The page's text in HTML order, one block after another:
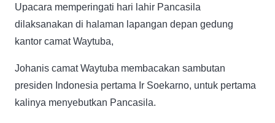
Upacara memperingati hari lahir Pancasila
dilaksanakan di halaman lapangan depan gedung
kantor camat Waytuba,
Johanis camat Waytuba membacakan sambutan
presiden Indonesia pertama Ir Soekarno, untuk pertama
kalinya menyebutkan Pancasila.